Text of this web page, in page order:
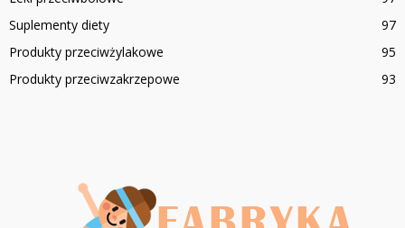
Suplementy diety
97
Produkty przeciwżylakowe
95
Produkty przeciwzakrzepowe
93